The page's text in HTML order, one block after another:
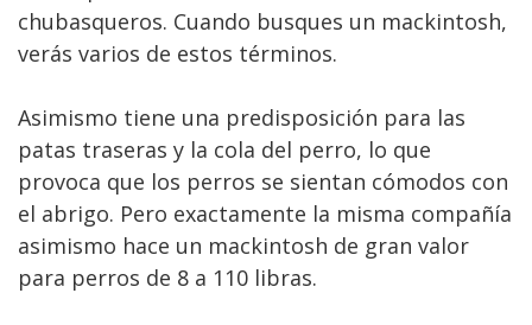
chubasqueros. Cuando busques un mackintosh,
verás varios de estos términos.
Asimismo tiene una predisposición para las
patas traseras y la cola del perro, lo que
provoca que los perros se sientan cómodos con
el abrigo. Pero exactamente la misma compañía
asimismo hace un mackintosh de gran valor
para perros de 8 a 110 libras.